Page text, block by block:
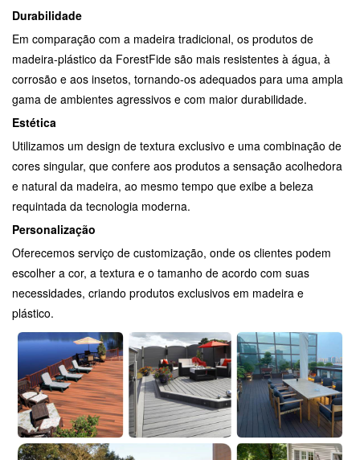
Durabilidade
Em comparação com a madeira tradicional, os produtos de
madeira-plástico da ForestFide são mais resistentes à água, à
corrosão e aos insetos, tornando-os adequados para uma ampla
gama de ambientes agressivos e com maior durabilidade.
Estética
Utilizamos um design de textura exclusivo e uma combinação de
cores singular, que confere aos produtos a sensação acolhedora
e natural da madeira, ao mesmo tempo que exibe a beleza
requintada da tecnologia moderna.
Personalização
Oferecemos serviço de customização, onde os clientes podem
escolher a cor, a textura e o tamanho de acordo com suas
necessidades, criando produtos exclusivos em madeira e
plástico.